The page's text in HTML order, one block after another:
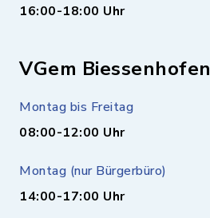
16:00-18:00 Uhr
VGem Biessenhofen
Montag bis Freitag
08:00-12:00 Uhr
Montag (nur Bürgerbüro)
14:00-17:00 Uhr